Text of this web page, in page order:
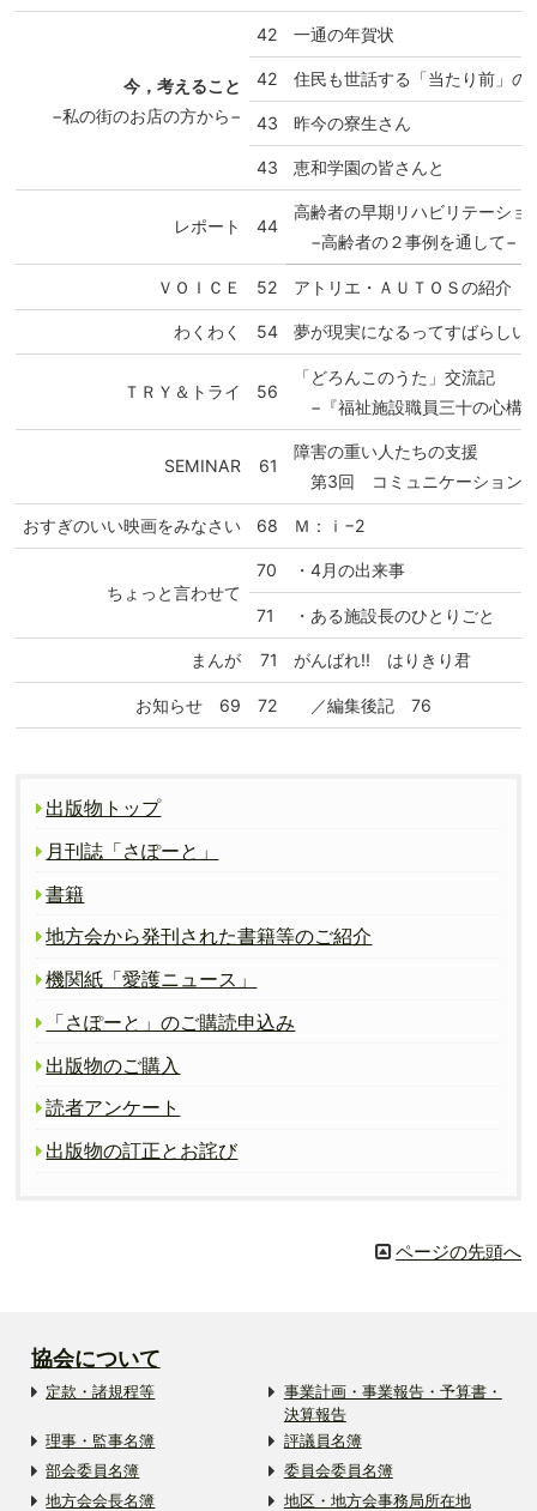
今，考えること
−私の街のお店の方から−
42 一通の年賀状
42 住民も世話する「当たり前」の
43 昨今の寮生さん
43 恵和学園の皆さんと
レポート 44
高齢者の早期リハビリテーショ
−高齢者の２事例を通して−
ＶＯＩＣＥ 52 アトリエ・ＡＵＴＯＳの紹介
わくわく 54 夢が現実になるってすばらしい
ＴＲＹ＆トライ 56
「どろんこのうた」交流記
−『福祉施設職員三十の心構
SEMINAR 61
障害の重い人たちの支援
第3回 コミュニケーション
おすぎのいい映画をみなさい 68 Ｍ：ｉ−2
ちょっと言わせて
70 ・4月の出来事
71 ・ある施設長のひとりごと
まんが 71 がんばれ!! はりきり君
お知らせ 69 72 ／編集後記 76
出版物トップ
月刊誌「さぽーと」
書籍
地方会から発刊された書籍等のご紹介
機関紙「愛護ニュース」
「さぽーと」のご購読申込み
出版物のご購入
読者アンケート
出版物の訂正とお詫び
ページの先頭へ
協会について
定款・諸規程等
事業計画・事業報告・予算書・
決算報告
理事・監事名簿
評議員名簿
部会委員名簿
委員会委員名簿
地方会会長名簿
地区・地方会事務局所在地